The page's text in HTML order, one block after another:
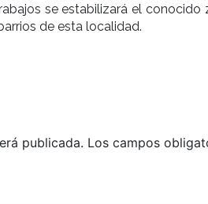
se estabilizará el conocido
de esta localidad.
publicada. Los campos